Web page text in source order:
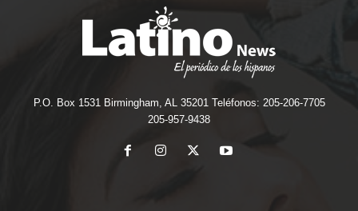
P.O. Box 1531 Birmingham, AL 35201 Teléfonos: 205-206-7705
205-957-9438